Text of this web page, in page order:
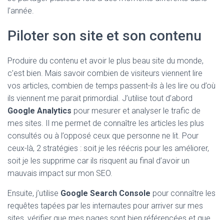
l’année.
Piloter son site et son contenu
Produire du contenu et avoir le plus beau site du monde,
c’est bien. Mais savoir combien de visiteurs viennent lire
vos articles, combien de temps passent-ils à les lire ou d’où
ils viennent me parait primordial. J’utilise tout d’abord
Google Analytics pour mesurer et analyser le trafic de
mes sites. Il me permet de connaître les articles les plus
consultés ou à l’opposé ceux que personne ne lit. Pour
ceux-là, 2 stratégies : soit je les réécris pour les améliorer,
soit je les supprime car ils risquent au final d’avoir un
mauvais impact sur mon SEO.
Ensuite, j’utilise Google Search Console pour connaître les
requêtes tapées par les internautes pour arriver sur mes